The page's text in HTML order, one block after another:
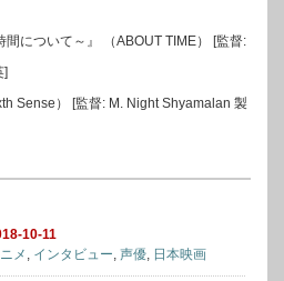
間について～』 （ABOUT TIME） [監督:
]
Sense） [監督: M. Night Shyamalan 製
10-11
メ , インタビュー,声優, 日本映画